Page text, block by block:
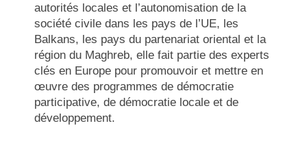
autorités locales et l’autonomisation de la
société civile dans les pays de l’UE, les
Balkans, les pays du partenariat oriental et la
région du Maghreb, elle fait partie des experts
clés en Europe pour promouvoir et mettre en
œuvre des programmes de démocratie
participative, de démocratie locale et de
développement.